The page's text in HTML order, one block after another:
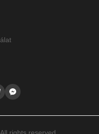
rights reserved